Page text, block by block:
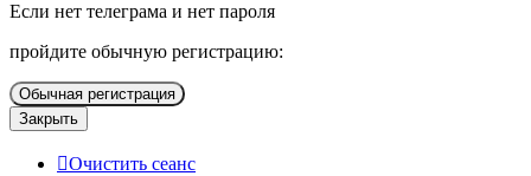
Если нет телеграма и нет пароля
пройдите обычную регистрацию:
Обычная регистрация
Закрыть
Очистить сеанс